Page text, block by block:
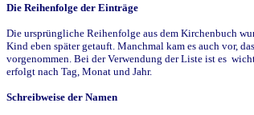
Die Reihenfolge der Einträge
Die ursprüngliche Reihenfolge aus dem Kirchenbuch
Kind eben später getauft. Manchmal kam es auch vor,
vorgenommen. Bei der Verwendung der Liste ist es
erfolgt nach Tag, Monat und Jahr.
Schreibweise der Namen